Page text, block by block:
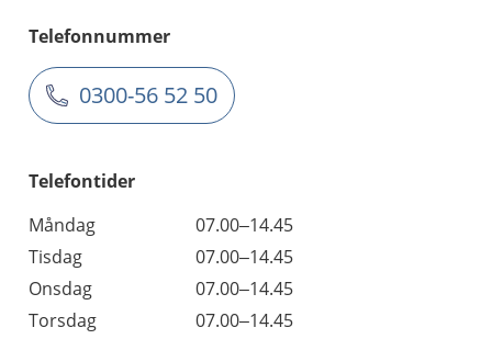
Telefonnummer
0300-56 52 50
Telefontider
Måndag
07.00–14.45
Tisdag
07.00–14.45
Onsdag
07.00–14.45
Torsdag
07.00–14.45